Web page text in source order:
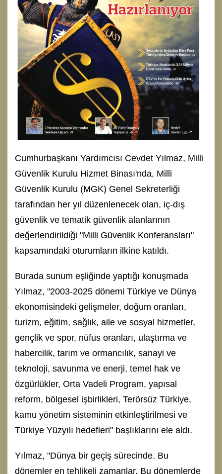
Cumhurbaşkanı Yardımcısı Cevdet Yılmaz, Milli
Güvenlik Kurulu Hizmet Binası'nda, Milli
Güvenlik Kurulu (MGK) Genel Sekreterliği
tarafından her yıl düzenlenecek olan, iç-dış
güvenlik ve tematik güvenlik alanlarının
değerlendirildiği "Milli Güvenlik Konferansları"
kapsamındaki oturumların ilkine katıldı.
Burada sunum eşliğinde yaptığı konuşmada
Yılmaz, "2003-2025 dönemi Türkiye ve Dünya
ekonomisindeki gelişmeler, doğum oranları,
turizm, eğitim, sağlık, aile ve sosyal hizmetler,
gençlik ve spor, nüfus oranları, ulaştırma ve
habercilik, tarım ve ormancılık, sanayi ve
teknoloji, savunma ve enerji, temel hak ve
özgürlükler, Orta Vadeli Program, yapısal
reform, bölgesel işbirlikleri, Terörsüz Türkiye,
kamu yönetim sisteminin etkinleştirilmesi ve
Türkiye Yüzyılı hedefleri" başlıklarını ele aldı.
Yılmaz, "Dünya bir geçiş sürecinde. Bu
dönemler en tehlikeli zamanlar. Bu dönemlerde